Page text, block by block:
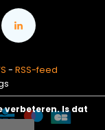
- RSS-feed
verbeteren. Is dat